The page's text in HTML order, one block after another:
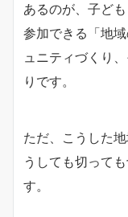
あるのが、子ど
参加できる「地
ュニティづくり
りです。
ただ、こうした
うしても切って
す。